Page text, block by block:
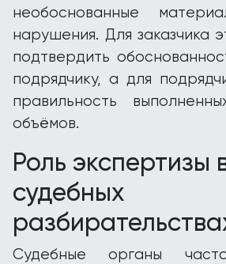
необоснованные
нарушения. Для заказчика
подтвердить
подрядчику, а для
правильность
объёмов.
Роль экспертизы
судебных
Судебные органы